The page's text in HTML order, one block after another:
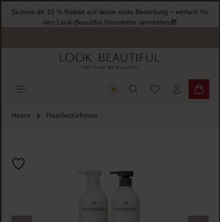
springen
Sichere dir 10 % Rabatt auf deine erste Bestellung – einfach für
den Look-Beautiful-Newsletter anmelden🎁
Du hast 0
Haare Haarbedürfnisse